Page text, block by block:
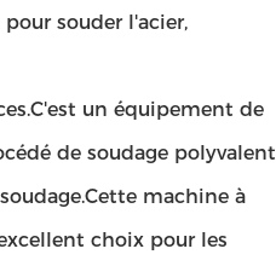
souder l'acier,
un équipement de
de soudage polyvalent
machine à
choix pour les